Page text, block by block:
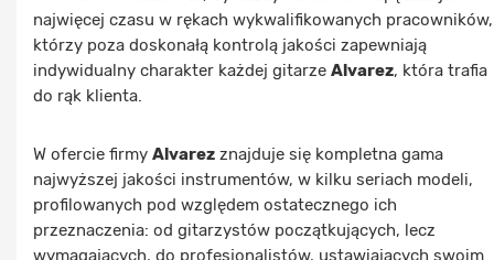
najwięcej czasu w rękach wykwalifikowanych pracowników,
którzy poza doskonałą kontrolą jakości zapewniają
indywidualny charakter każdej gitarze Alvarez, która trafia
do rąk klienta.
W ofercie firmy Alvarez znajduje się kompletna gama
najwyższej jakości instrumentów, w kilku seriach modeli,
profilowanych pod względem ostatecznego ich
przeznaczenia: od gitarzystów początkujących, lecz
wymagających, do profesjonalistów, ustawiających swoim